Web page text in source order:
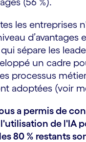
les entreprises
sépare les
un cadre
processus
adoptées (voir
a permis de
de l'IA
80 % restants